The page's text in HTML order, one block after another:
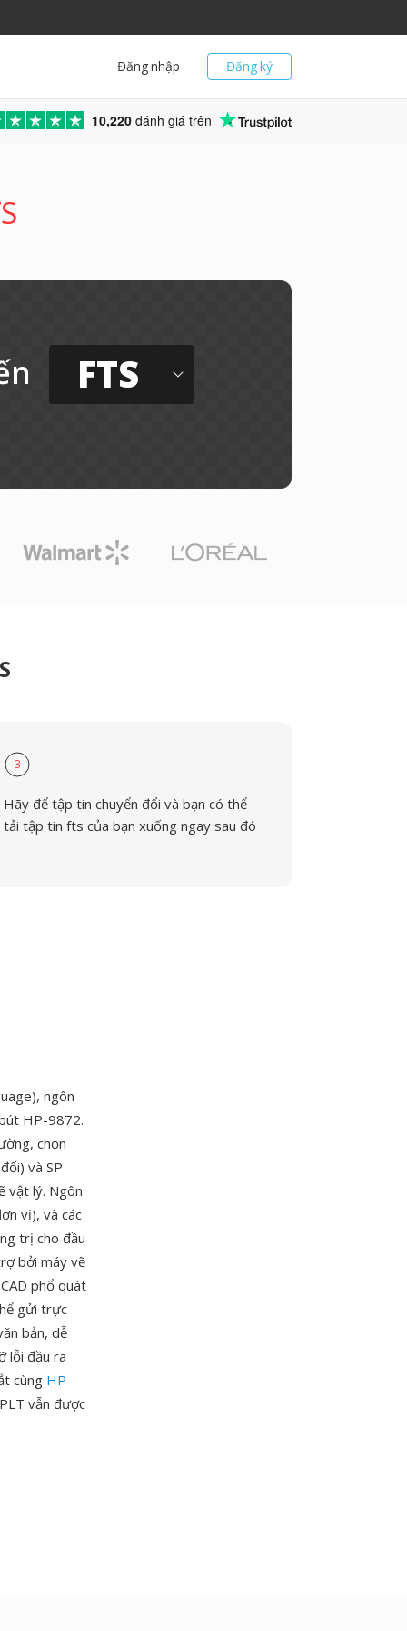
Đăng ký
Đăng nhập
10,220 đánh giá trên
FTS
3
Hãy để tập tin chuyển đổi và bạn có thể
tải tập tin fts của bạn xuống ngay sau đó
ngôn
HP-9872.
chọn
và SP
vật lý. Ngôn
vị), và các
trị cho đầu
bởi máy vẽ
phổ quát
gửi trực
bản, dễ
lỗi đầu ra
cùng HP
vẫn được